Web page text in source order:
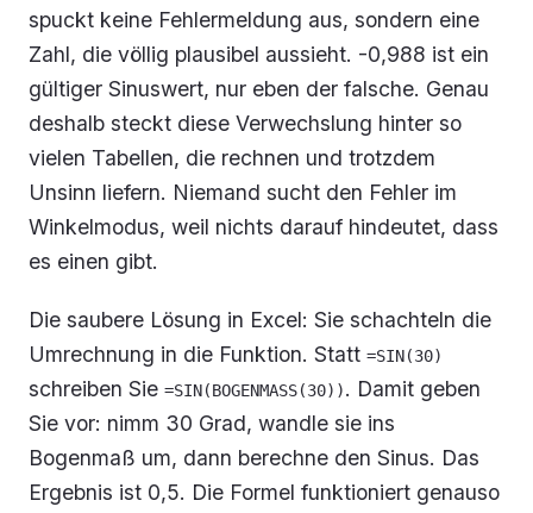
spuckt keine Fehlermeldung aus, sondern eine
Zahl, die völlig plausibel aussieht. -0,988 ist ein
gültiger Sinuswert, nur eben der falsche. Genau
deshalb steckt diese Verwechslung hinter so
vielen Tabellen, die rechnen und trotzdem
Unsinn liefern. Niemand sucht den Fehler im
Winkelmodus, weil nichts darauf hindeutet, dass
es einen gibt.
Die saubere Lösung in Excel: Sie schachteln die
Umrechnung in die Funktion. Statt =SIN(30)
schreiben Sie =SIN(BOGENMASS(30)). Damit geben
Sie vor: nimm 30 Grad, wandle sie ins
Bogenmaß um, dann berechne den Sinus. Das
Ergebnis ist 0,5. Die Formel funktioniert genauso